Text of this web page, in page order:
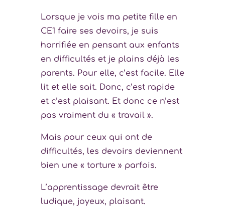
Lorsque je vois ma petite fille en
CE1 faire ses devoirs, je suis
horrifiée en pensant aux enfants
en difficultés et je plains déjà les
parents. Pour elle, c’est facile. Elle
lit et elle sait. Donc, c’est rapide
et c’est plaisant. Et donc ce n’est
pas vraiment du « travail ».
Mais pour ceux qui ont de
difficultés, les devoirs deviennent
bien une « torture » parfois.
L’apprentissage devrait être
ludique, joyeux, plaisant.